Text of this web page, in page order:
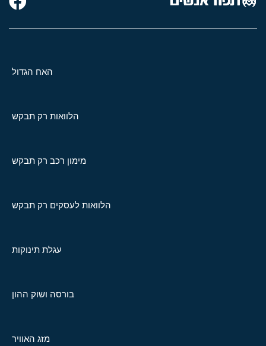
האח הגדול
הלוואות רק תבקש
מימון רכב רק תבקש
הלוואות לעסקים רק תבקש
עגלת תינוקות
בורסה ושוק ההון
מזג האוויר